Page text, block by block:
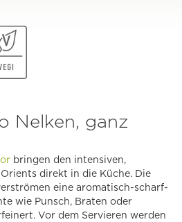
Nelken, ganz
bringen den intensiven,
direkt in die Küche. Die
eine aromatisch-scharf-
wie Punsch, Braten oder
Vor dem Servieren werden